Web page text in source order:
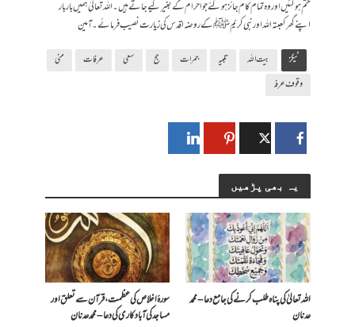
ختم ہوگئیں اور وہ تمام کام جائز ہوگئے جو احرام کے بغیر کیے جاتے ہیں۔اللہ تعالیٰ ہمیں بار بار
اپنے گھر کعبتہ اللہ اور نبی کریمﷺکے روضہ اقدس کی زیارت نصیب فرمائے۔آمین
ٹیگز بیت اللہ تلبیہ جمرات حج سعی عرفات
منی
وقوف عرفہ
یہ بھی پڑھیں
اللہ تعالیٰ کی پناہ طلب کرنے کی جامع دعا – محمد
عدنان
سورۂ اخلاص کی عظمت، قرآن سے تعلق اور
مساجد کی آبادکاری کی دعا – محمد عدنان